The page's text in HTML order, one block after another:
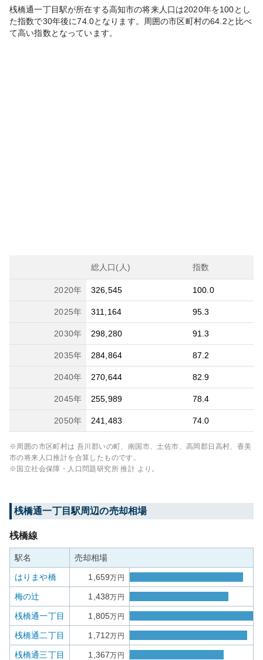
桟橋通一丁目駅が所在する高知市の将来人口は2020年を100とし
た指数で30年後に74.0となります。 周囲の市区町村の64.2と比べ
て高い指数となっています。
総人口(人) 指数
2020年 326,545 100.0
2025年 311,164 95.3
2030年 298,280 91.3
2035年 284,864 87.2
2040年 270,644 82.9
2045年 255,989 78.4
2050年 241,483 74.0
※周囲の市区町村は 吾川郡いの町、南国市、土佐市、高岡郡日高村、香美
市の将来人口推計を合算したものです。
※国立社会保障・人口問題研究所 推計 より。
桟橋通一丁目駅周辺の売却相場
桟橋線
駅名 売却相場
はりまや橋 1,659万円
梅の辻 1,438万円
桟橋通一丁目 1,805万円
桟橋通二丁目 1,712万円
桟橋通三丁目 1,367万円